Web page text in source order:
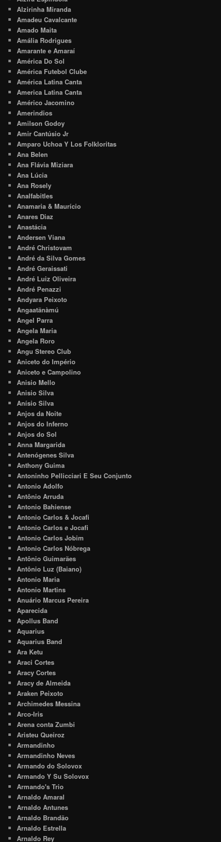
Alzirinha Miranda
Amadeu Cavalcante
Amado Maita
Amália Rodrigues
Amarante e Amaraí
América Do Sol
América Futebol Clube
América Latina Canta
America Latina Canta
Américo Jacomino
Amerindios
Amilson Godoy
Amir Cantúsio Jr
Amparo Uchoa Y Los Folkloritas
Ana Belen
Ana Flávia Miziara
Ana Lúcia
Ana Rosely
Analfabitles
Anamaria & Maurício
Anares Diaz
Anastácia
Andersen Viana
André Christovam
André da Silva Gomes
André Geraissati
André Luiz Oliveira
André Penazzi
Andyara Peixoto
Angaatãnàmú
Angel Parra
Angela Maria
Angela Roro
Angu Stereo Club
Aniceto do Império
Aniceto e Campolino
Anisio Mello
Anisio Silva
Anísio Silva
Anjos da Noite
Anjos do Inferno
Anjos do Sol
Anna Margarida
Antenógenes Silva
Anthony Guima
Antoninho Pellicciari E Seu Conjunto
Antonio Adolfo
Antônio Arruda
Antonio Bahiense
Antonio Carlos & Jocafi
Antonio Carlos e Jocafi
Antonio Carlos Jobim
Antonio Carlos Nóbrega
Antônio Guimarães
Antônio Luz (Baiano)
Antonio Maria
Antonio Martins
Anuário Marcus Pereira
Aparecida
Apollus Band
Aquarius
Aquarius Band
Ara Ketu
Araci Cortes
Aracy Cortes
Aracy de Almeida
Araken Peixoto
Archimedes Messina
Arco-Iris
Arena conta Zumbi
Aristeu Queiroz
Armandinho
Armandinho Neves
Armando do Solovox
Armando Y Su Solovox
Armando's Trio
Arnaldo Amaral
Arnaldo Antunes
Arnaldo Brandão
Arnaldo Estrella
Arnaldo Rey